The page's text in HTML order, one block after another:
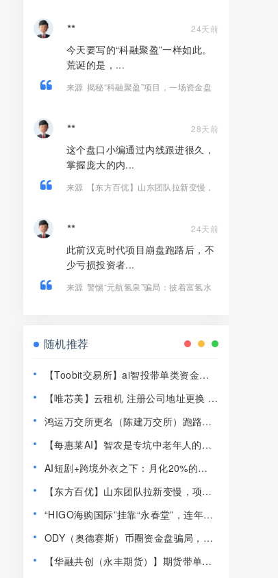
** 24天前
今天要写的“科融聚盈”一样如此。
荒诞的是，...
来源 揭秘“科融聚盈”项目，一场资金盘
** 28天前
这个盘口小编通过内线跟进很久，
掌握庞大的内...
来源
【东方百优】山东团队拉新变慢，
** 24天前
此前汉克时代项目崩盘跑路后，不
少亏损投资者...
来源 警惕“元航氢泉”骗局：披着富氢水
随机推荐
【Toobit交易所】ai智投带单类资金盘
离！
【唯芯美】云租机 注册公司地址更换 新
成最后的收割！
鸿运万交所更名（陈建万交所）跑路前
踩！
【每惠莱AI】智农是专坑中老年人的农
AI短剧+跨境外衣之下：月化20%的
的
【东方百优】山东团队拉新变慢，项目
骨”！
“HIGO海购国际”挂靠“永春堂”，连年亏
人！
ODY（奥德赛斯）币圈资金盘骗局，14
【华融共创（永丰期货）】期货带单类